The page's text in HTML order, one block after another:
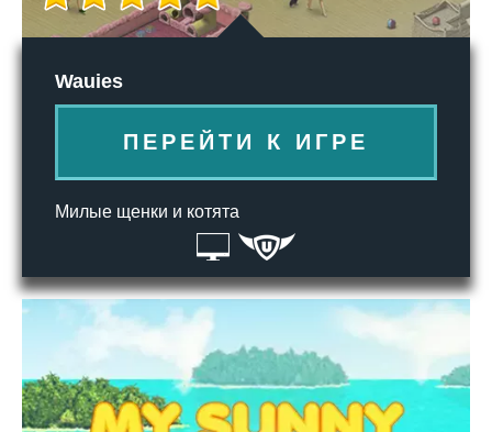
Wauies
ПЕРЕЙТИ К ИГРЕ
Милые щенки и котята